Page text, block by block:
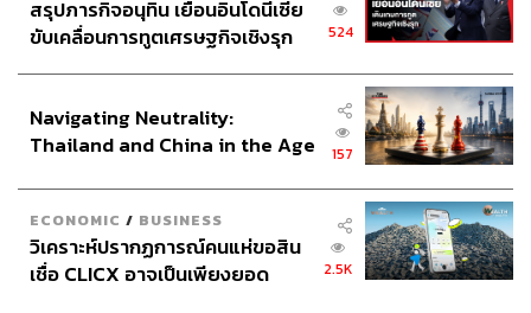
TAGS: สุรชาติ เทียนทอง ยิ่งชีพ อัชฌานนท์
iLaw
พรรคเพื่อไทย
โรคพิษสุนัขบ้า
พลภูมิ วิภัติภูมิประเทศ
63
สรุปภารกิจอนุทิน เยือนอินโดนีเซีย
ขับเคลื่อนการทูตเศรษฐกิจเชิงรุก
524
Navigating Neutrality:
Thailand and China in the Age
157
ECONOMIC / BUSINESS
วิเคราะห์ปรากฏการณ์คนแห่ขอสิน
เชื่อ CLICX อาจเป็นเพียงยอด
2.5K